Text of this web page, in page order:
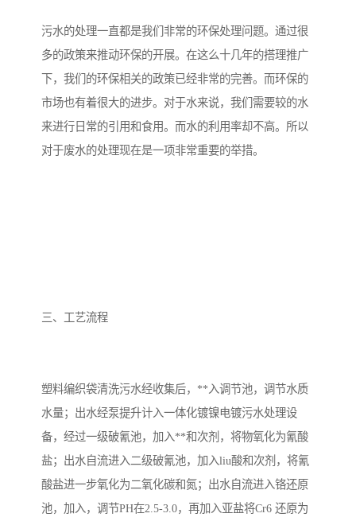
污水的处理一直都是我们非常的环保处理问题。通过很
多的政策来推动环保的开展。在这么十几年的搭理推广
下，我们的环保相关的政策已经非常的完善。而环保的
市场也有着很大的进步。对于水来说，我们需要较的水
来进行日常的引用和食用。而水的利用率却不高。所以
对于废水的处理现在是一项非常重要的举措。
三、工艺流程
塑料编织袋清洗污水经收集后，**入调节池，调节水质
水量；出水经泵提升计入一体化镀镍电镀污水处理设
备，经过一级破氰池，加入**和次剂，将物氧化为氰酸
盐；出水自流进入二级破氰池，加入liu酸和次剂，将氰
酸盐进一步氧化为二氧化碳和氮；出水自流进入铬还原
池，加入，调节PH在2.5-3.0，再加入亚盐将Cr6 还原为